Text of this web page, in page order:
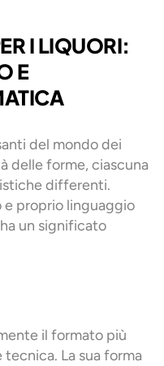
I LIQUORI:
E
del mondo dei
delle forme, ciascuna
differenti.
e proprio linguaggio
un significato
il formato più
La sua forma